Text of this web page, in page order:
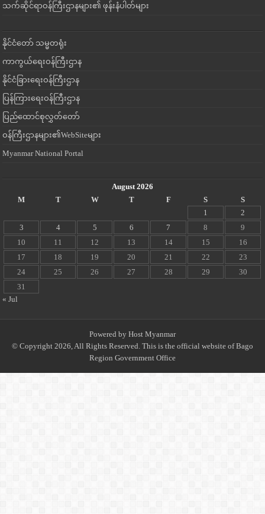
သက်ဆိုင်ရာဝန်ကြီးဌာနများ၏ ဖုန်းနံပါတ်များ
နိုင်ငံတော် သမ္မတရုံး
ကာကွယ်ရေးဝန်ကြီးဌာန
နိုင်ငံခြားရေးဝန်ကြီးဌာန
ပြန်ကြားရေးဝန်ကြီးဌာန
ပြည်ထောင်စုလွှတ်တော်
ဝန်ကြီးဌာနများ၏WebSiteများ
Myanmar National Portal
August 2026
M
T W T F S
S
1
2
3
4 5 6 7 8
9
10
11 12 13 14 15
16
17
18 19 20 21 22
23
24
25 26 27 28 29
30
31
« Jul
Powered by Host Myanmar
© Copyright 2026, All Rights Reserved. This is the official website of Bago
Region Government Office